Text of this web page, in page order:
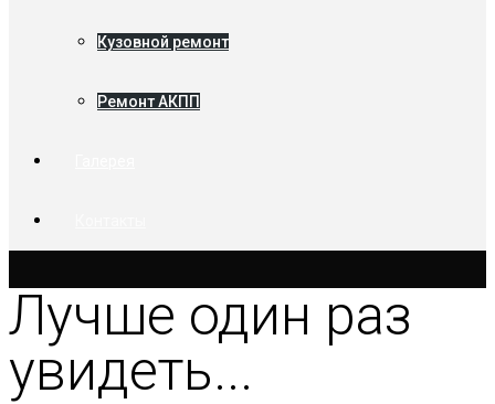
Кузовной ремонт
Ремонт АКПП
Лучше один раз
увидеть...